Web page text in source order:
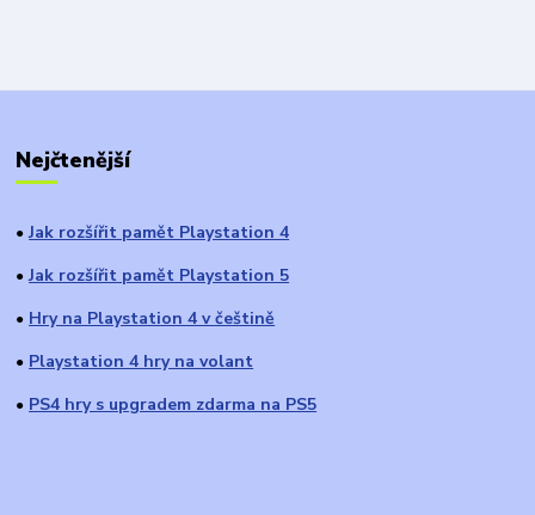
Nejčtenější
● Jak rozšířit pamět Playstation 4
● Jak rozšířit pamět Playstation 5
● Hry na Playstation 4 v češtině
● Playstation 4 hry na volant
● PS4 hry s upgradem zdarma na PS5